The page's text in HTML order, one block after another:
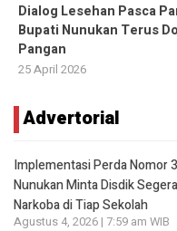
Dialog Lesehan Pasca
Bupati Nunukan Terus
Pangan
25 April 2026
Advertorial
Implementasi Perda Nomor
Nunukan Minta Disdik
Narkoba di Tiap Sekolah
Agustus 4, 2026 | 7:59 am WIB